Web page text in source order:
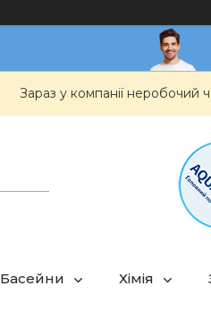
Зараз у компанії неробочий
Басейни Хімія